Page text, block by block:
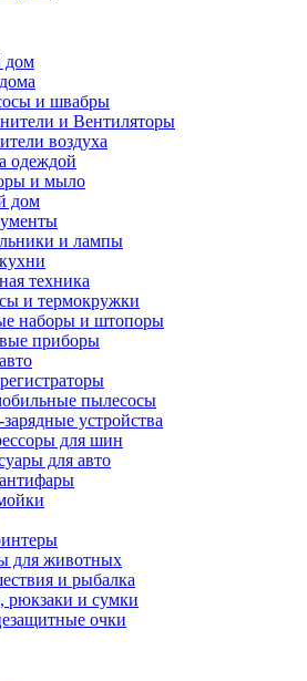
дом
и швабры
и Вентиляторы
воздуха
одеждой
и мыло
дом
и лампы
техника
и термокружки
наборы и штопоры
приборы
пылесосы
устройства
для шин
для авто
для животных
и рыбалка
рюкзаки и сумки
очки